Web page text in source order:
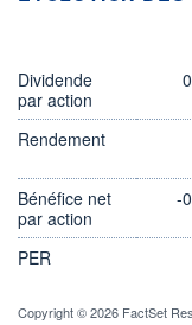
Dividende
par action
Rendement
Bénéfice net
par action
-
PER
Copyright © 2026 FactSet